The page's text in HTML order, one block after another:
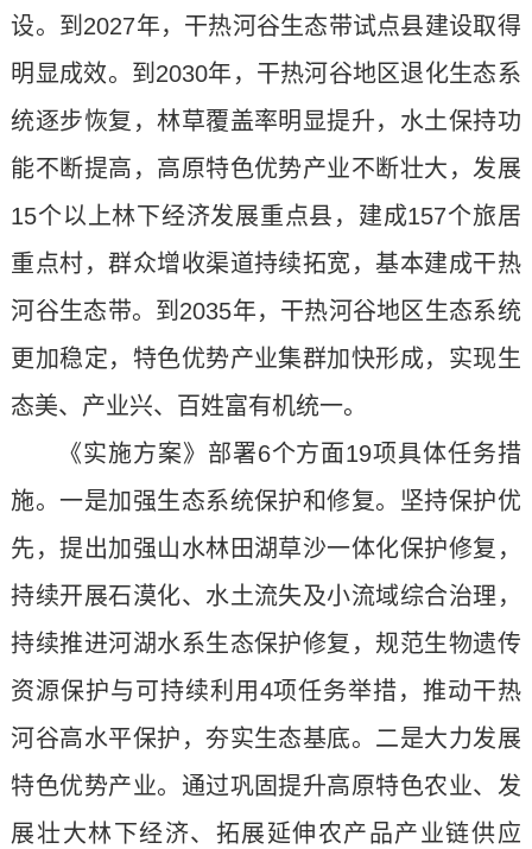
设。到2027年，干热河谷生态带试点县建设取得
明显成效。到2030年，干热河谷地区退化生态系
统逐步恢复，林草覆盖率明显提升，水土保持功
能不断提高，高原特色优势产业不断壮大，发展
15个以上林下经济发展重点县，建成157个旅居
重点村，群众增收渠道持续拓宽，基本建成干热
河谷生态带。到2035年，干热河谷地区生态系统
更加稳定，特色优势产业集群加快形成，实现生
态美、产业兴、百姓富有机统一。
《实施方案》部署6个方面19项具体任务措
施。一是加强生态系统保护和修复。坚持保护优
先，提出加强山水林田湖草沙一体化保护修复，
持续开展石漠化、水土流失及小流域综合治理，
持续推进河湖水系生态保护修复，规范生物遗传
资源保护与可持续利用4项任务举措，推动干热
河谷高水平保护，夯实生态基底。二是大力发展
特色优势产业。通过巩固提升高原特色农业、发
展壮大林下经济、拓展延伸农产品产业链供应